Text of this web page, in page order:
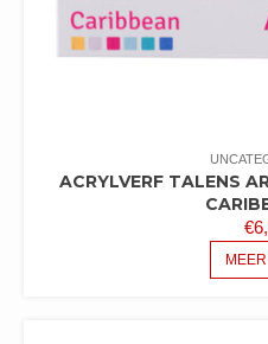
ACRYLVERF TALENS
€